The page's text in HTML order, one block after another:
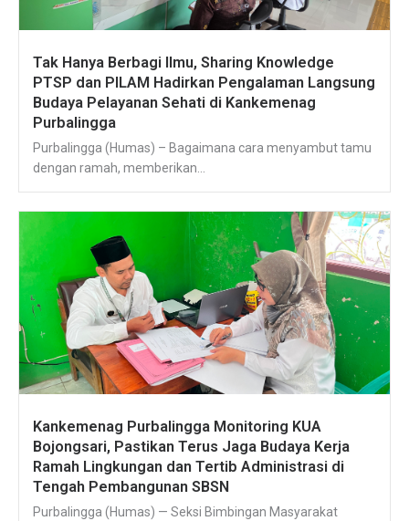
Tak Hanya Berbagi Ilmu, Sharing Knowledge
PTSP dan PILAM Hadirkan Pengalaman Langsung
Budaya Pelayanan Sehati di Kankemenag
Purbalingga
Purbalingga (Humas) – Bagaimana cara menyambut tamu
dengan ramah, memberikan...
Kankemenag Purbalingga Monitoring KUA
Bojongsari, Pastikan Terus Jaga Budaya Kerja
Ramah Lingkungan dan Tertib Administrasi di
Tengah Pembangunan SBSN
Purbalingga (Humas) — Seksi Bimbingan Masyarakat